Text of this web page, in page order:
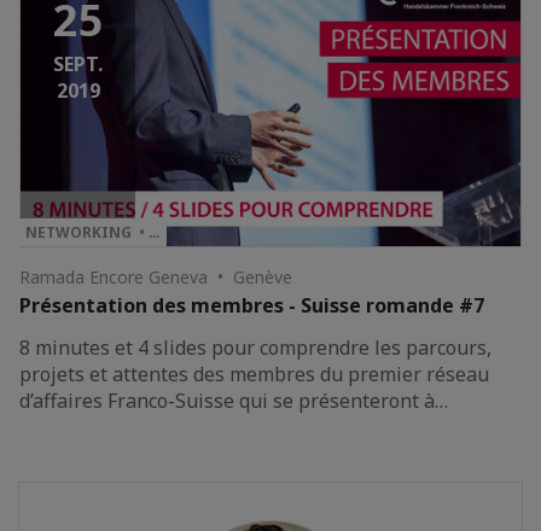
25
SEPT.
2019
NETWORKING • …
Ramada Encore Geneva • Genève
Présentation des membres - Suisse romande #7
8 minutes et 4 slides pour comprendre les parcours,
projets et attentes des membres du premier réseau
d’affaires Franco-Suisse qui se présenteront à…